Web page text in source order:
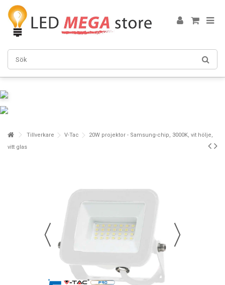
Tillverkare V-Tac
20W projektor - Samsung-chip, 3000K, vit hölje,
vitt glas